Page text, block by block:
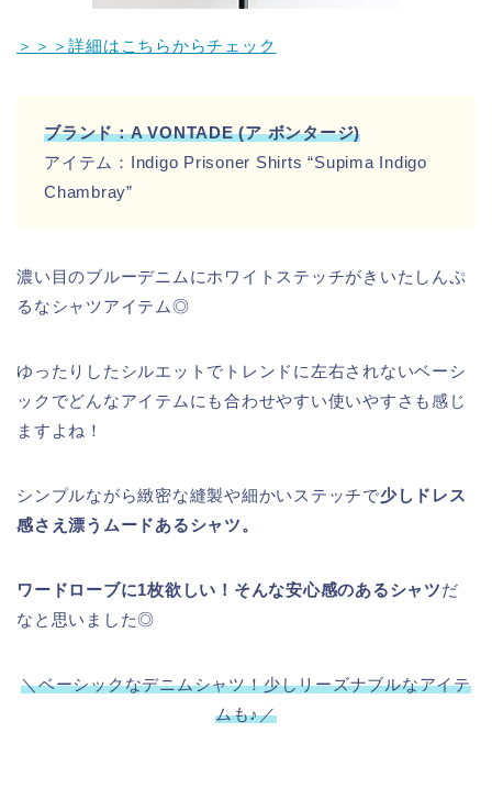
＞＞＞詳細はこちらからチェック
ブランド：A VONTADE (ア ボンタージ)
アイテム：Indigo Prisoner Shirts “Supima Indigo
Chambray”
濃い目のブルーデニムにホワイトステッチがきいたしんぷ
るなシャツアイテム◎
ゆったりしたシルエットでトレンドに左右されないベーシ
ックでどんなアイテムにも合わせやすい使いやすさも感じ
ますよね！
シンプルながら緻密な縫製や細かいステッチで少しドレス
感さえ漂うムードあるシャツ。
ワードローブに1枚欲しい！そんな安心感のあるシャツだ
なと思いました◎
＼ベーシックなデニムシャツ！少しリーズナブルなアイテ
ムも♪／